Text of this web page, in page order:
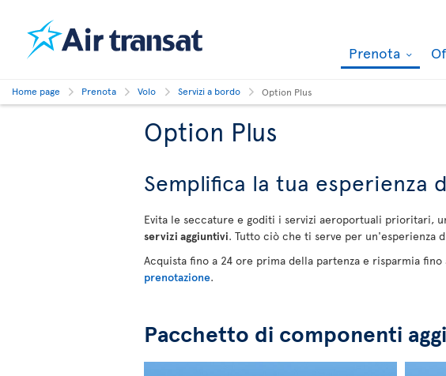
Prenota
Home page Prenota Volo Servizi a bordo Option Plus
Option Plus
Semplifica la tua esperienza
Evita le seccature e goditi i servizi aeroportuali prioritari,
servizi aggiuntivi. Tutto ciò che ti serve per un'esperienza
Acquista fino a 24 ore prima della partenza e risparmia
prenotazione.
Pacchetto di componenti